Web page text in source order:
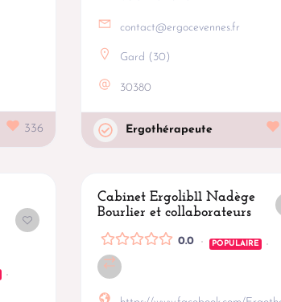
336
contact@ergocevennes.fr
Gard (30)
30380
Ergothérapeute
Cabinet Ergolib11 Nadège
Bourlier et collaborateurs
0.0 POPULAIRE